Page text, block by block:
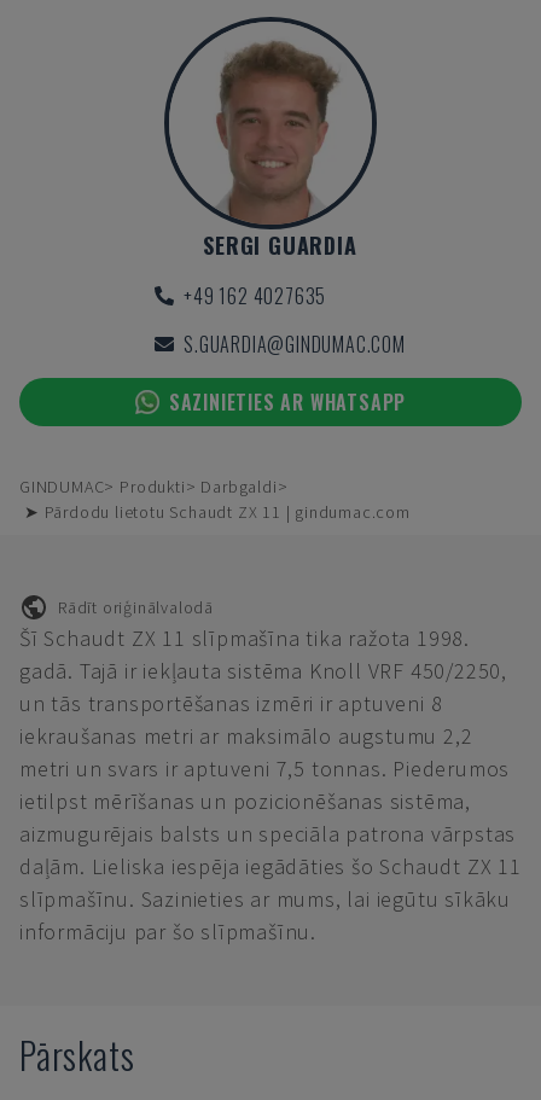
SERGI GUARDIA
+49 162 4027635
S.GUARDIA@GINDUMAC.COM
SAZINIETIES AR WHATSAPP
GINDUMAC Produkti
Darbgaldi
➤ Pārdodu lietotu Schaudt ZX 11 | gindumac.com
Rādīt oriģinālvalodā
Šī Schaudt ZX 11 slīpmašīna tika ražota 1998.
gadā. Tajā ir iekļauta sistēma Knoll VRF 450/2250,
un tās transportēšanas izmēri ir aptuveni 8
iekraušanas metri ar maksimālo augstumu 2,2
metri un svars ir aptuveni 7,5 tonnas. Piederumos
ietilpst mērīšanas un pozicionēšanas sistēma,
aizmugurējais balsts un speciāla patrona vārpstas
daļām. Lieliska iespēja iegādāties šo Schaudt ZX 11
slīpmašīnu. Sazinieties ar mums, lai iegūtu sīkāku
informāciju par šo slīpmašīnu.
Pārskats